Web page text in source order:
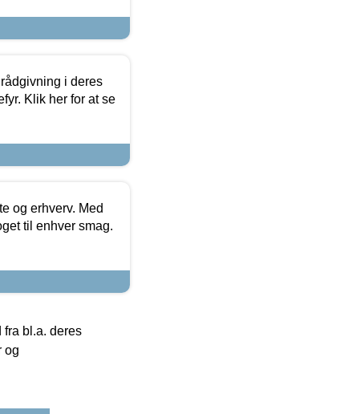
i deres
Klik her for at se
og erhverv. Med
til enhver smag.
bl.a. deres
og